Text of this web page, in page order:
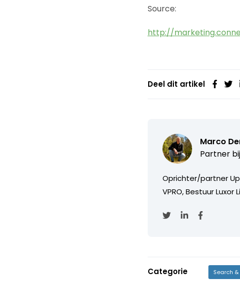
Source:
http://
Deel dit artikel
Marco
Partner bij
Oprichter/partner
VPRO, Bestuur
Categorie Search